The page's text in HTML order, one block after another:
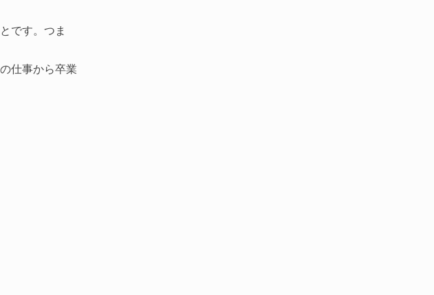
です。つま
仕事から卒業